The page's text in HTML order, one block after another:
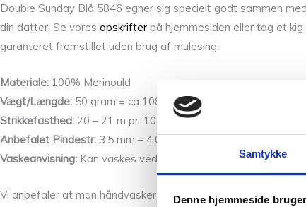
Samtykke
Denne hjemmeside
Double Sunday Blå 5846 egner sig specielt godt sammen med
din datter. Se vores opskrifter på hjemmesiden eller tag et
garanteret fremstillet uden brug af mulesing.
Materiale: 100% Merinould
Vægt/Længde: 50 gram = ca 108 meter
Strikkefasthed: 20 – 21 m pr. 10cm
Anbefalet Pindestr: 3.5 mm – 4.0 mm
Vaskeanvisning: Kan vaskes ved 30 grader med
Vi anbefaler at man håndvasker tøj strikket i Sunday separat.